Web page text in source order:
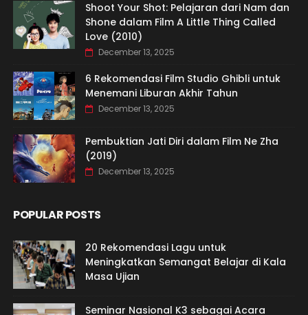
Shoot Your Shot: Pelajaran dari Nam dan
Shone dalam Film A Little Thing Called
Love (2010)
December 13, 2025
6 Rekomendasi Film Studio Ghibli untuk
Menemani Liburan Akhir Tahun
December 13, 2025
Pembuktian Jati Diri dalam Film Ne Zha
(2019)
December 13, 2025
POPULAR POSTS
20 Rekomendasi Lagu untuk
Meningkatkan Semangat Belajar di Kala
Masa Ujian
Seminar Nasional K3 sebagai Acara